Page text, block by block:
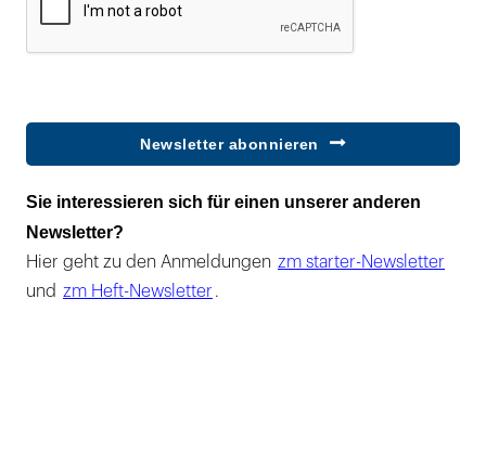
Newsletter abonnieren
Sie interessieren sich für einen unserer anderen
Newsletter?
Hier geht zu den Anmeldungen zm starter-Newsletter
und zm Heft-Newsletter .